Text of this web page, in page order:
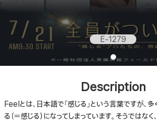
E-1279
Description
Feelとは、日本語で「感じる」という言葉ですが、
る（＝感じる）になってしまっています。そうではな